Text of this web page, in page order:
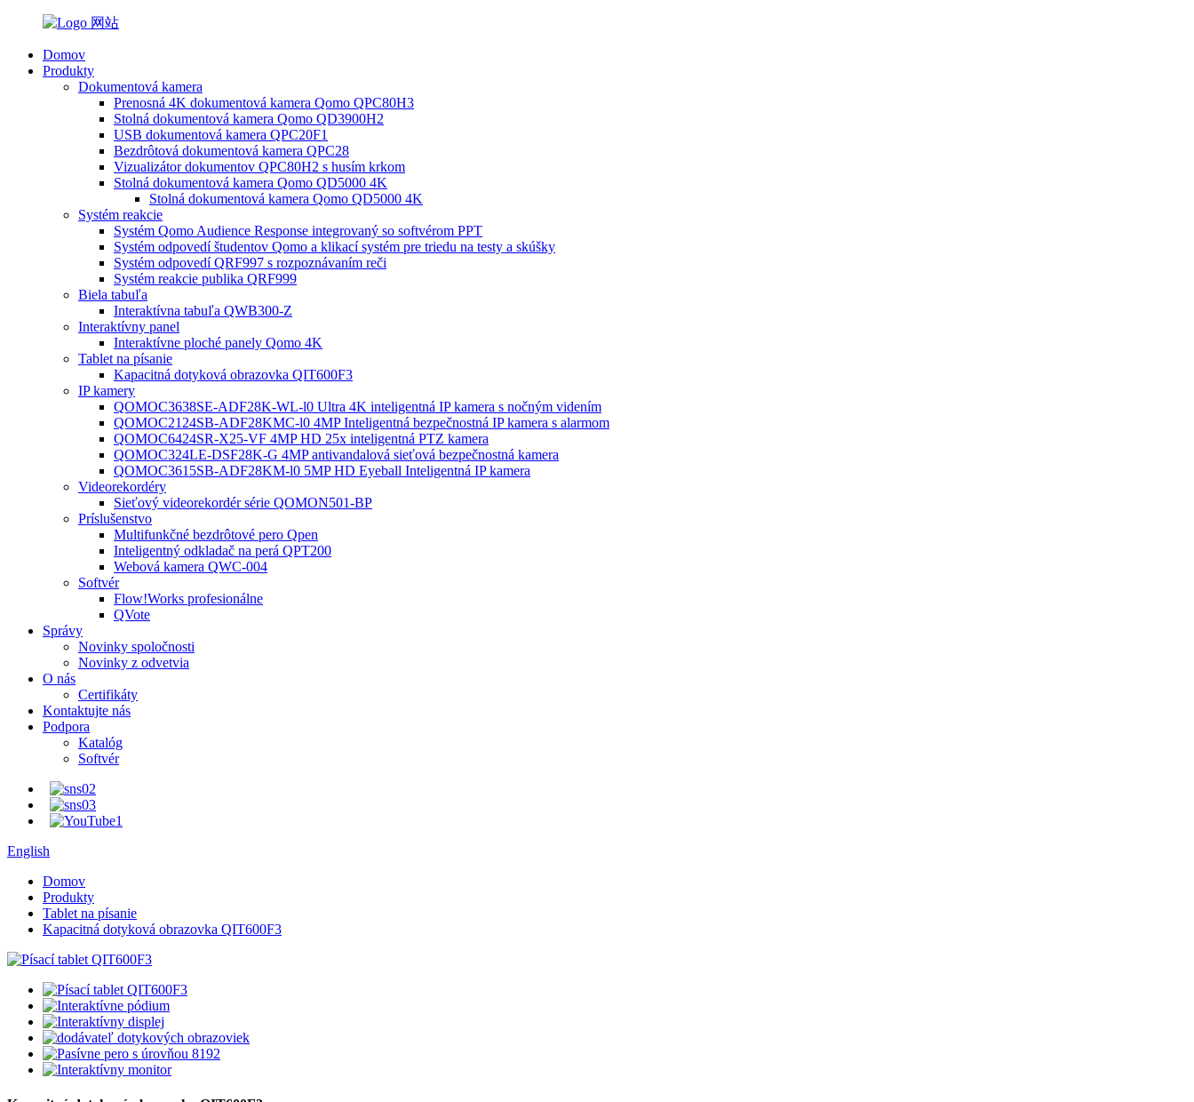
Domov
Produkty
Dokumentová kamera
Prenosná 4K dokumentová kamera Qomo QPC80H3
Stolná dokumentová kamera Qomo QD3900H2
USB dokumentová kamera QPC20F1
Bezdrôtová dokumentová kamera QPC28
Vizualizátor dokumentov QPC80H2 s husím krkom
Stolná dokumentová kamera Qomo QD5000 4K
Stolná dokumentová kamera Qomo QD5000 4K
Systém reakcie
Systém Qomo Audience Response integrovaný so softvérom PPT
Systém odpovedí študentov Qomo a klikací systém pre triedu na testy a skúšky
Systém odpovedí QRF997 s rozpoznávaním reči
Systém reakcie publika QRF999
Biela tabuľa
Interaktívna tabuľa QWB300-Z
Interaktívny panel
Interaktívne ploché panely Qomo 4K
Tablet na písanie
Kapacitná dotyková obrazovka QIT600F3
IP kamery
QOMOC3638SE-ADF28K-WL-l0 ​​Ultra 4K inteligentná IP kamera s nočným videním
QOMOC2124SB-ADF28KMC-l0 4MP Inteligentná bezpečnostná IP kamera s alarmom
QOMOC6424SR-X25-VF 4MP HD 25x inteligentná PTZ kamera
QOMOC324LE-DSF28K-G 4MP antivandalová sieťová bezpečnostná kamera
QOMOC3615SB-ADF28KM-l0 5MP HD Eyeball Inteligentná IP kamera
Videorekordéry
Sieťový videorekordér série QOMON501-BP
Príslušenstvo
Multifunkčné bezdrôtové pero Qpen
Inteligentný odkladač na perá QPT200
Webová kamera QWC-004
Softvér
Flow!Works profesionálne
QVote
Správy
Novinky spoločnosti
Novinky z odvetvia
O nás
Certifikáty
Kontaktujte nás
Podpora
Katalóg
Softvér
English
Domov
Produkty
Tablet na písanie
Kapacitná dotyková obrazovka QIT600F3